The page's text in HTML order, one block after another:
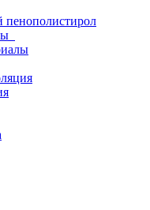
пенополистирол